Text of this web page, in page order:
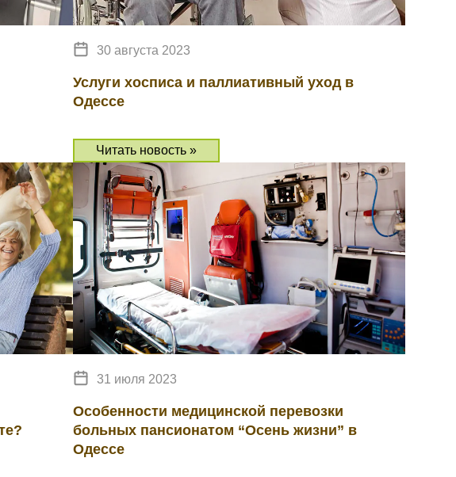
30 августа 2023
Услуги хосписа и паллиативный уход в
Одессе
Читать новость »
31 июля 2023
Особенности медицинской перевозки
больных пансионатом “Осень жизни” в
Одессе